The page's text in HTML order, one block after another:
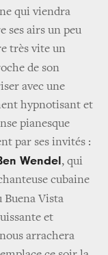
qui viendra
ses airs un peu
très vite un
de son
avec une
hypnotisant et
pianesque
par ses invités :
Wendel , qui
cubaine
Buena Vista
et
arrachera